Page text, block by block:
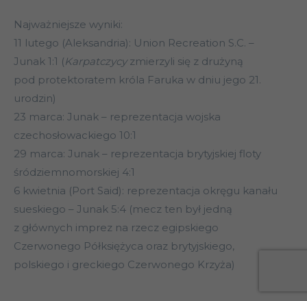
Najważniejsze wyniki:
11 lutego (Aleksandria): Union Recreation S.C. –
Junak 1:1 (Karpatczycyzmierzyli się z drużyną
pod protektoratem króla Faruka w dniu jego 21.
urodzin)
23 marca: Junak – reprezentacja wojska
czechosłowackiego 10:1
29 marca: Junak – reprezentacja brytyjskiej floty
śródziemnomorskiej 4:1
6 kwietnia (Port Said): reprezentacja okręgu kanału
sueskiego – Junak 5:4 (mecz ten był jedną
z głównych imprez na rzecz egipskiego
Czerwonego Półksiężyca oraz brytyjskiego,
polskiego i greckiego Czerwonego Krzyża)